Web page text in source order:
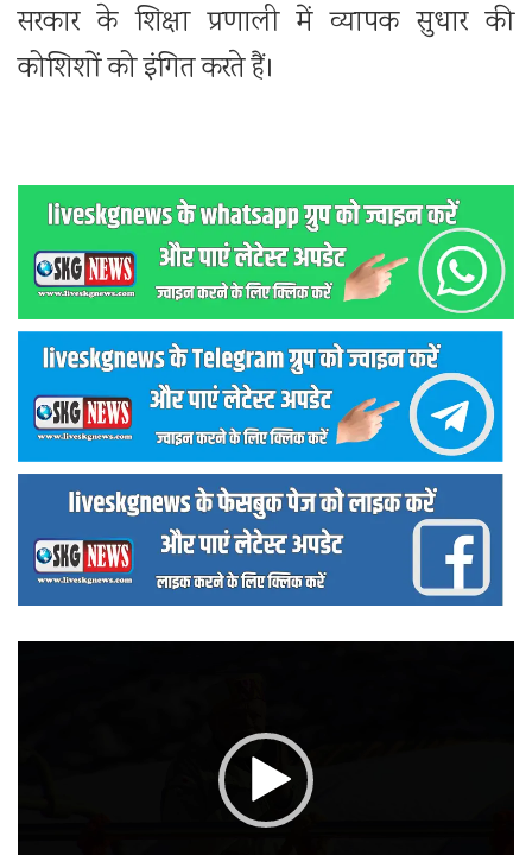
सरकार के शिक्षा प्रणाली में व्यापक सुधार की
कोशिशों को इंगित करते हैं।